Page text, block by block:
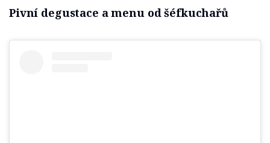
Pivní degustace a menu od šéfkuchařů